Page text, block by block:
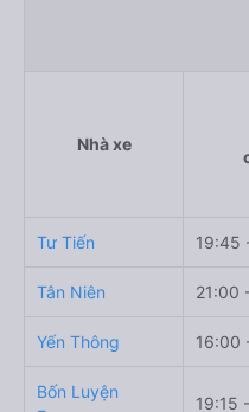
Nhà xe
Tư Tiến 19:45
Tân Niên 21:00
Yến Thông 16:00
Bốn Luyện
19:15